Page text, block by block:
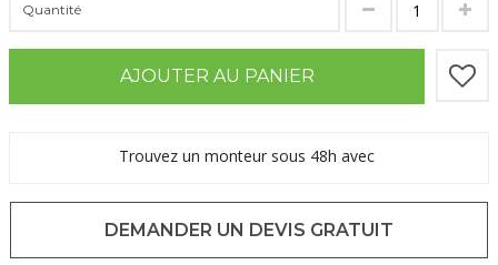
Quantité
AJOUTER AU PANIER
Trouvez un monteur sous 48h avec
DEMANDER UN DEVIS GRATUIT